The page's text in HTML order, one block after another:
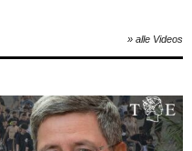
» alle Videos